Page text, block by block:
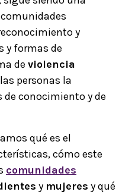
y
y formas de
de violencia
personas la
de conocimiento y de
qué es el
cómo este
comunidades
y mujeres y qué